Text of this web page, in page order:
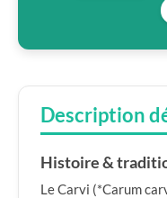
Description
Histoire &
Le Carvi (*Carum